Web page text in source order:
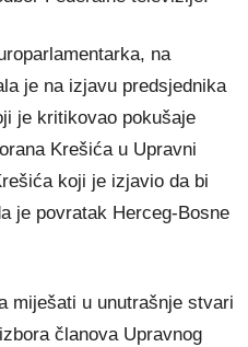
na
je na izjavu predsjednika
je kritikovao pokušaje
Krešića u Upravni
koji je izjavio da bi
je povratak Herceg-Bosne
miješati u unutrašnje stvari
članova Upravnog